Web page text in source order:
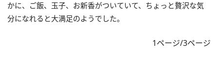
かに、ご飯、玉子、お新香がついていて、ちょっと贅沢な気
分になれると大満足のようでした。
1ページ/3ページ